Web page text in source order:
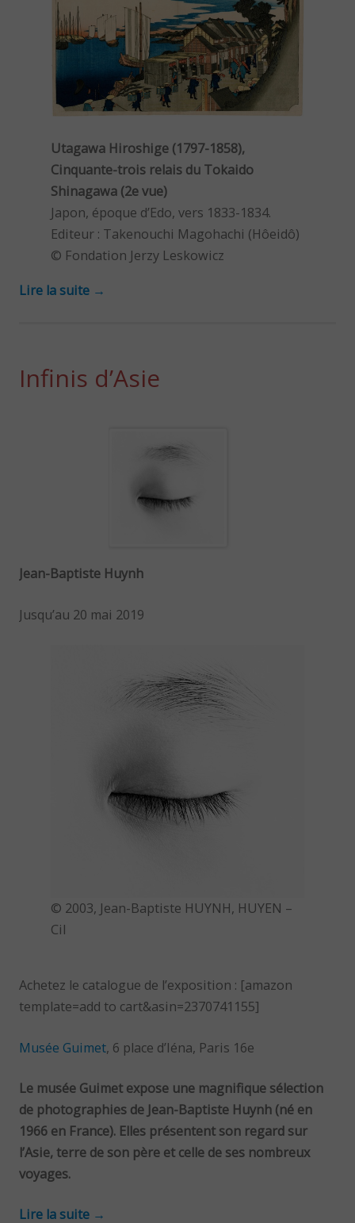
Utagawa Hiroshige (1797-1858),
Cinquante-trois relais du Tokaido
Shinagawa (2e vue)
Japon, époque d’Edo, vers 1833-1834.
Editeur : Takenouchi Magohachi (Hôeidô)
© Fondation Jerzy Leskowicz
Lire la suite →
Infinis d’Asie
Jean-Baptiste Huynh
Jusqu’au 20 mai 2019
© 2003, Jean-Baptiste HUYNH, HUYEN –
Cil
Achetez le catalogue de l’exposition : [amazon
template=add to cart&asin=2370741155]
Musée Guimet, 6 place d’Iéna, Paris 16e
Le musée Guimet expose une magnifique sélection
de photographies de Jean-Baptiste Huynh (né en
1966 en France). Elles présentent son regard sur
l’Asie, terre de son père et celle de ses nombreux
voyages.
Lire la suite →